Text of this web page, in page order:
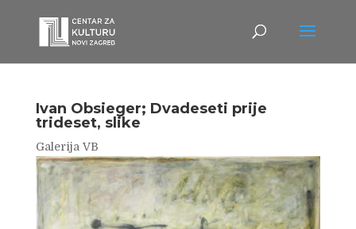
Ivan Obsieger; Dvadeseti prije
trideset, slike
Galerija VB